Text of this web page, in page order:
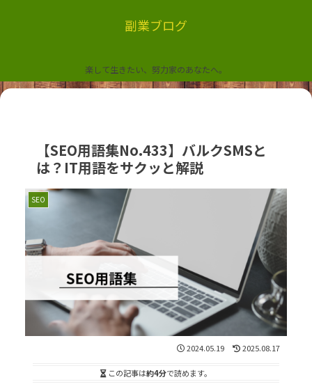
副業ブログ
楽して生きたい、努力家のあなたへ。
【SEO用語集No.433】バルクSMSと
は？IT用語をサクッと解説
SEO
2024.05.19 2025.08.17
この記事は約4分で読めます。